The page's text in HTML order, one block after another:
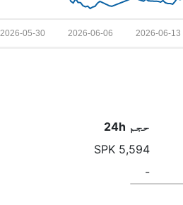
2026-06-13
2026-06-06
2026-05-30
حجم 24h
5,594 SPK
-